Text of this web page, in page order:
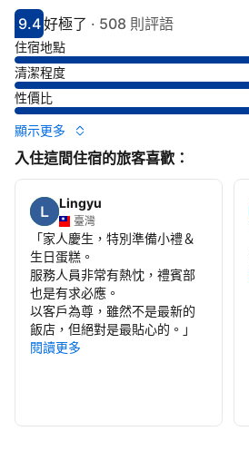
分數9.4分
9.4
評比好極了
好極了 · 508 則評語
住宿地點
清潔程度
性價比
顯示更多
入住這間住宿的旅客喜歡：
Lingyu
臺灣
「家人慶生，特別準備小禮＆
生日蛋糕。
服務人員非常有熱忱，禮賓部
也是有求必應。
以客戶為尊，雖然不是最新的
飯店，但絕對是最貼心的。 」
閱讀更多